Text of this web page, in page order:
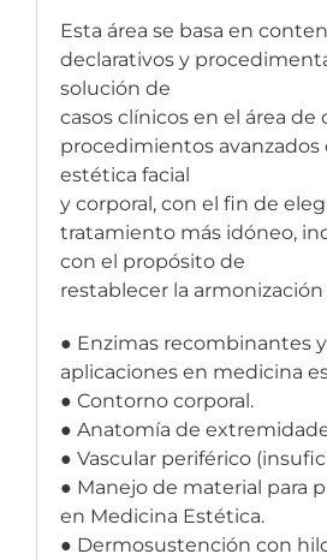
Esta área se basa en
declarativos y
solución de
casos clínicos en el área de
procedimientos avanzados
estética facial
y corporal, con el fin de
tratamiento más idóneo,
con el propósito de
restablecer la armonización
● Enzimas recombinantes
aplicaciones en medicina
● Contorno corporal.
● Anatomía de
● Vascular periférico
● Manejo de material para
en Medicina Estética.
● Dermosustención con